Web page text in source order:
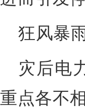
狂风暴
灾后电
重点各不